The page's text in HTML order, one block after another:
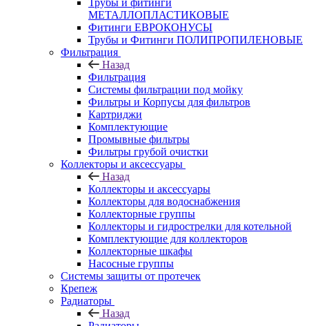
Трубы и фитинги
МЕТАЛЛОПЛАСТИКОВЫЕ
Фитинги ЕВРОКОНУСЫ
Трубы и Фитинги ПОЛИПРОПИЛЕНОВЫЕ
Фильтрация
Назад
Фильтрация
Системы фильтрации под мойку
Фильтры и Корпусы для фильтров
Картриджи
Комплектующие
Промывные фильтры
Фильтры грубой очистки
Коллекторы и аксессуары
Назад
Коллекторы и аксессуары
Коллекторы для водоснабжения
Коллекторные группы
Коллекторы и гидрострелки для котельной
Комплектующие для коллекторов
Коллекторные шкафы
Насосные группы
Системы защиты от протечек
Крепеж
Радиаторы
Назад